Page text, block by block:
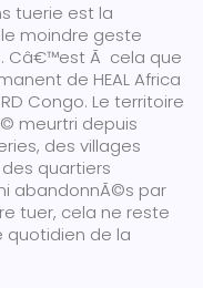
tuerie est la
moindre geste
Câ€™est Ã cela que
de HEAL Africa
Congo. Le territoire
meurtri depuis
des villages
quartiers
abandonnÃ©s par
tuer, cela ne reste
quotidien de la